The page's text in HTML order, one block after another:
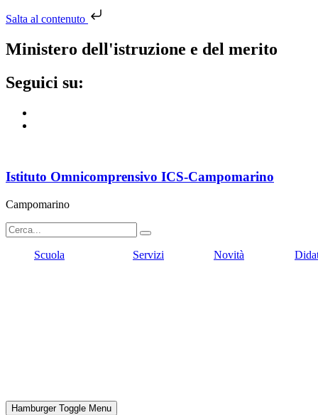
Salta al contenuto
ministero dell'istruzione e del merito
seguici su:
Istituto Omnicomprensivo ICS-Campomarino
Campomarino
Scuola Servizi Novità
Hamburger Toggle Menu